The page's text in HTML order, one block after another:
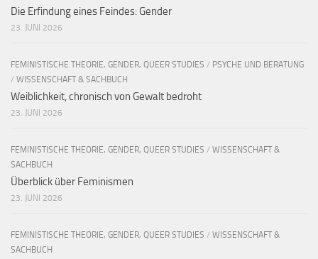
Die Erfindung eines Feindes: Gender
23. JUNI 2026
FEMINISTISCHE THEORIE, GENDER, QUEER STUDIES / PSYCHE UND BERATUNG
/ WISSENSCHAFT & SACHBUCH
Weiblichkeit, chronisch von Gewalt bedroht
23. JUNI 2026
FEMINISTISCHE THEORIE, GENDER, QUEER STUDIES / WISSENSCHAFT &
SACHBUCH
Überblick über Feminismen
23. JUNI 2026
FEMINISTISCHE THEORIE, GENDER, QUEER STUDIES / WISSENSCHAFT &
SACHBUCH